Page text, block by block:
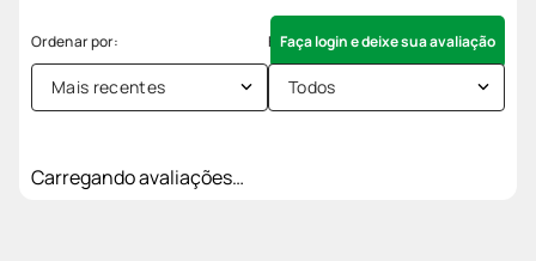
Faça login e deixe sua avaliação
Mais recentes Todos
Carregando avaliações…